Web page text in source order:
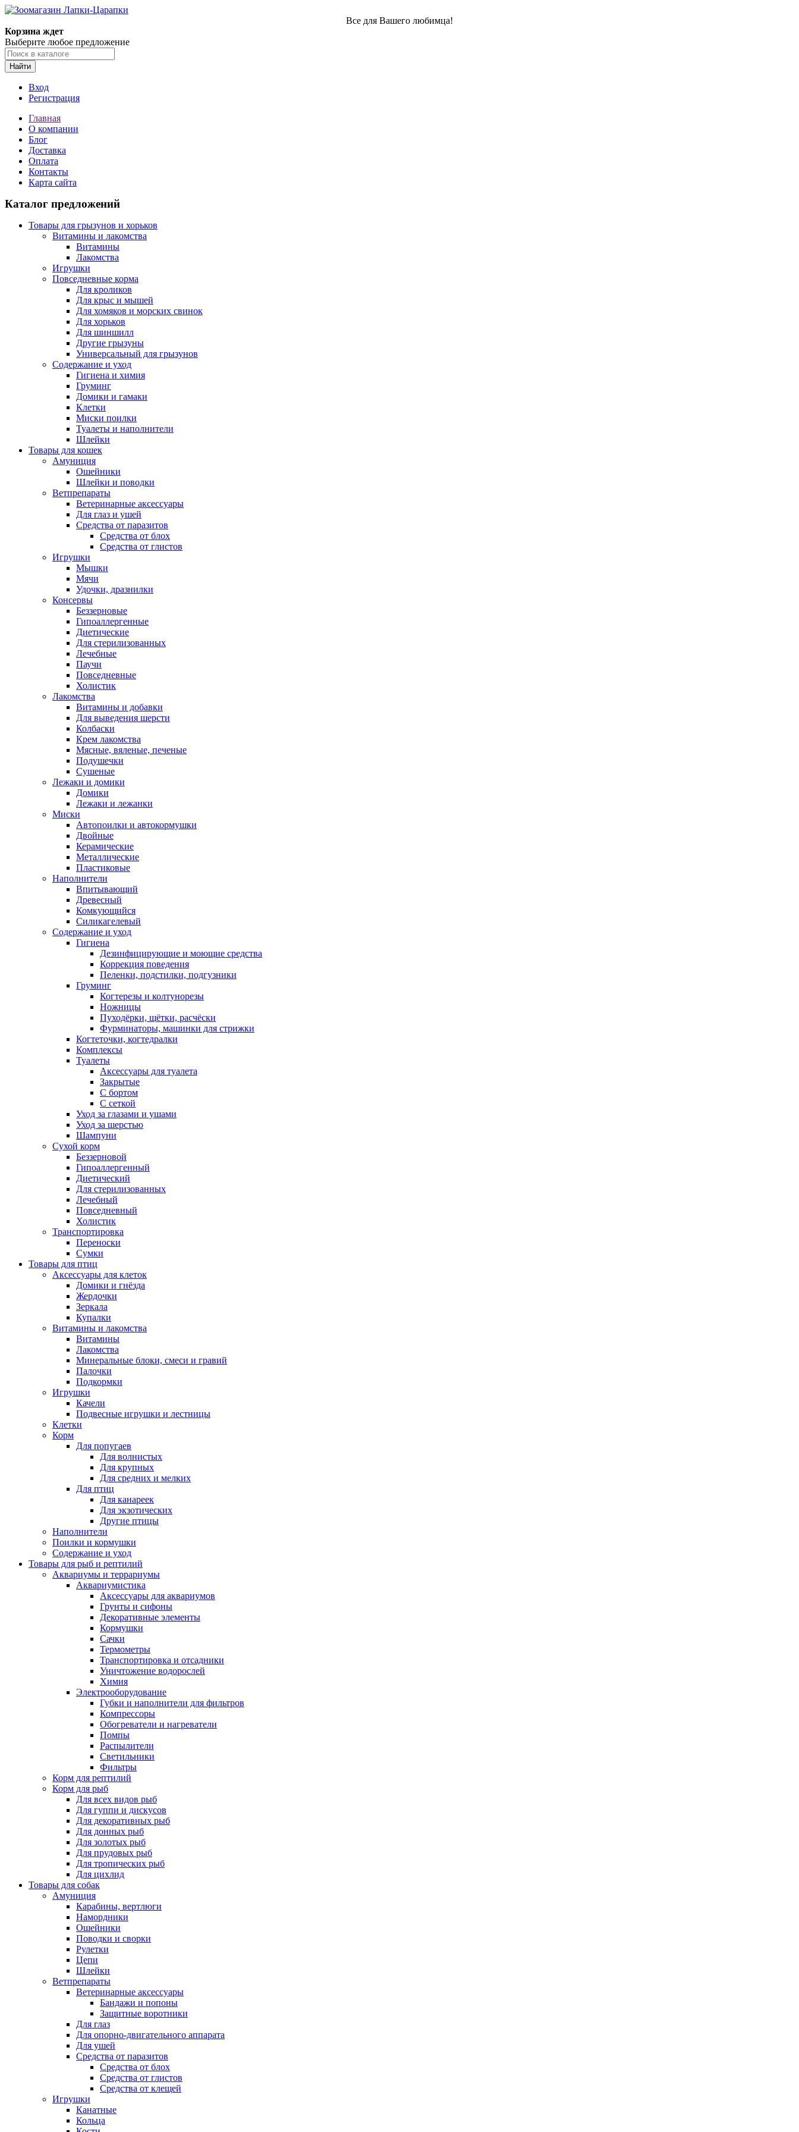
Все для Вашего любимца!
Корзина ждет
Выберите любое предложение
Найти
Вход
Регистрация
Главная
О компании
Блог
Доставка
Оплата
Контакты
Карта сайта
Каталог предложений
Товары для грызунов и хорьков
Витамины и лакомства
Витамины
Лакомства
Игрушки
Повседневные корма
Для кроликов
Для крыс и мышей
Для хомяков и морских свинок
Для хорьков
Для шиншилл
Другие грызуны
Универсальный для грызунов
Содержание и уход
Гигиена и химия
Груминг
Домики и гамаки
Клетки
Миски поилки
Туалеты и наполнители
Шлейки
Товары для кошек
Амуниция
Ошейники
Шлейки и поводки
Ветпрепараты
Ветеринарные аксессуары
Для глаз и ушей
Средства от паразитов
Средства от блох
Средства от глистов
Игрушки
Мышки
Мячи
Удочки, дразнилки
Консервы
Беззерновые
Гипоаллергенные
Диетические
Для стерилизованных
Лечебные
Паучи
Повседневные
Холистик
Лакомства
Витамины и добавки
Для выведения шерсти
Колбаски
Крем лакомства
Мясные, вяленые, печеные
Подушечки
Сушеные
Лежаки и домики
Домики
Лежаки и лежанки
Миски
Автопоилки и автокормушки
Двойные
Керамические
Металлические
Пластиковые
Наполнители
Впитывающий
Древесный
Комкующийся
Силикагелевый
Содержание и уход
Гигиена
Дезинфицирующие и моющие средства
Коррекция поведения
Пеленки, подстилки, подгузники
Груминг
Когтерезы и колтунорезы
Ножницы
Пуходёрки, щётки, расчёски
Фурминаторы, машинки для стрижки
Когтеточки, когтедралки
Комплексы
Туалеты
Аксессуары для туалета
Закрытые
С бортом
С сеткой
Уход за глазами и ушами
Уход за шерстью
Шампуни
Сухой корм
Беззерновой
Гипоаллергенный
Диетический
Для стерилизованных
Лечебный
Повседневный
Холистик
Транспортировка
Переноски
Сумки
Товары для птиц
Аксессуары для клеток
Домики и гнёзда
Жердочки
Зеркала
Купалки
Витамины и лакомства
Витамины
Лакомства
Минеральные блоки, смеси и гравий
Палочки
Подкормки
Игрушки
Качели
Подвесные игрушки и лестницы
Клетки
Корм
Для попугаев
Для волнистых
Для крупных
Для средних и мелких
Для птиц
Для канареек
Для экзотических
Другие птицы
Наполнители
Поилки и кормушки
Содержание и уход
Товары для рыб и рептилий
Аквариумы и террариумы
Аквариумистика
Аксессуары для аквариумов
Грунты и сифоны
Декоративные элементы
Кормушки
Сачки
Термометры
Транспортировка и отсадники
Уничтожение водорослей
Химия
Электрооборудование
Губки и наполнители для фильтров
Компрессоры
Обогреватели и нагреватели
Помпы
Распылители
Светильники
Фильтры
Корм для рептилий
Корм для рыб
Для всех видов рыб
Для гуппи и дискусов
Для декоративных рыб
Для донных рыб
Для золотых рыб
Для прудовых рыб
Для тропических рыб
Для цихлид
Товары для собак
Амуниция
Карабины, вертлюги
Намордники
Ошейники
Поводки и сворки
Рулетки
Цепи
Шлейки
Ветпрепараты
Ветеринарные аксессуары
Бандажи и попоны
Защитные воротники
Для глаз
Для опорно-двигательного аппарата
Для ушей
Средства от паразитов
Средства от блох
Средства от глистов
Средства от клещей
Игрушки
Канатные
Кольца